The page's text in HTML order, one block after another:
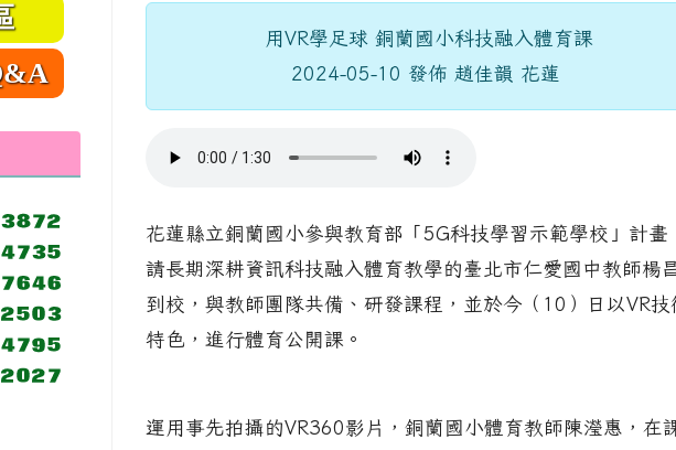
用VR學足球 銅蘭國小科技融入體育課
2024-05-10 發佈 趙佳韻 花蓮
花蓮縣立銅蘭國小參與教育部「5G科技學習示範學校」計畫
請長期深耕資訊科技融入體育教學的臺北市仁愛國中教師楊
到校，與教師團隊共備、研發課程，並於今（10）日以VR技
特色，進行體育公開課。
運用事先拍攝的VR360影片，銅蘭國小體育教師陳瀅惠，在